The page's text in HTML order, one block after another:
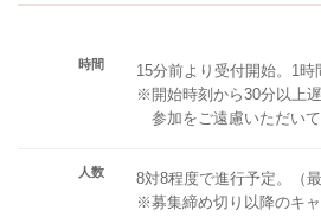
時間
15分前より受付開始。1時
※開始時刻から30分以上
参加をご遠慮いただいて
人数
8対8程度で進行予定。（
※募集締め切り以降のキ